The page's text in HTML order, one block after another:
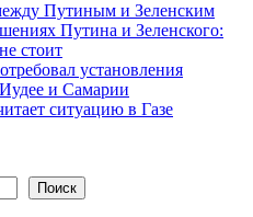
Путиным и Зеленским
Путина и Зеленского:
стоит
установления
и Самарии
ситуацию в Газе
Поиск